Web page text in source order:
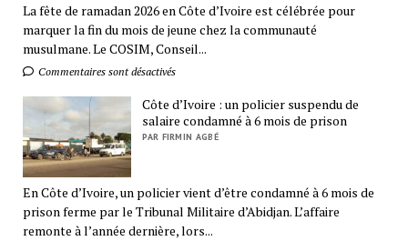
La fête de ramadan 2026 en Côte d’Ivoire est célébrée pour
marquer la fin du mois de jeune chez la communauté
musulmane. Le COSIM, Conseil...
Commentaires sont désactivés
Côte d’Ivoire : un policier suspendu de
salaire condamné à 6 mois de prison
PAR FIRMIN AGBÉ
En Côte d’Ivoire, un policier vient d’être condamné à 6 mois de
prison ferme par le Tribunal Militaire d’Abidjan. L’affaire
remonte à l’année dernière, lors...